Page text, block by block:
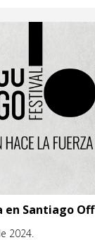
en Santiago Off
2024.